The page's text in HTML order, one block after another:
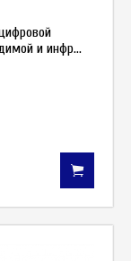
и инфр...